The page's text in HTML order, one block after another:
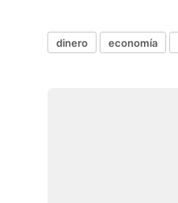
dinero economía